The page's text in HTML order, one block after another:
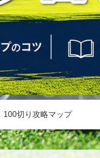
100切り攻略マップ